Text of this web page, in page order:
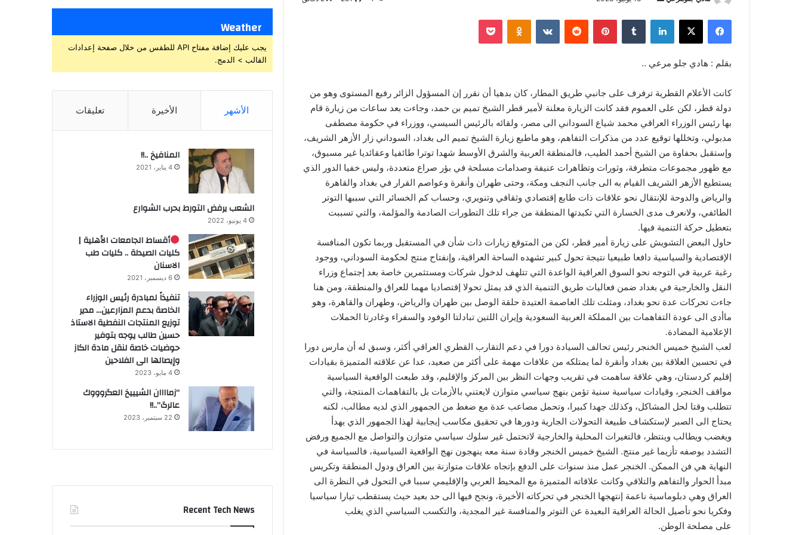
إلكترونيا
فيسبوك ‫X لينكدإن بينتيريست Odnoklassniki
‫Pocket
بقلم : هادي جلو مرعي ..
كانت الأعلام القطرية ترفرف على جانبي طريق المطار، كان بدهيا أن نقرر إن المسؤول الزائر رفيع المستوى وهو من
دولة قطر، لكن على العموم فقد كانت الزيارة معلنة لأمير قطر الشيخ تميم بن حمد، وجاءت بعد ساعات من زيارة قام
بها رئيس الوزراء العراقي محمد شياع السوداني الى مصر، ولقائه بالرئيس السيسي، ووزراء في حكومة مصطفى
مدبولي، وتخللها توقيع عدد من مذكرات التفاهم، وهو ماطبع زيارة الشيخ تميم الى بغداد، السوداني زار الأزهر الشريف،
وإستقبل بحفاوة من الشيخ أحمد الطيب، فالمنطقة العربية والشرق الأوسط شهدا توترا طائفيا وعقائديا غير مسبوق،
مع ظهور مجموعات متطرفة، وثورات وتظاهرات عنيفة وصدامات مسلحة في بؤر صراع متعددة، وليس خفيا الدور الذي
يستطيع الأزهر الشريف القيام به الى جانب النجف ومكة، وحتى طهران وأنقرة وعواصم القرار في بغداد والقاهرة
والرياض والدوحة للإنتقال نحو علاقات ذات طابع إقتصادي وثقافي وتنويري، وحساب كم الخسائر التي سببها التوتر
الطائفي، ولانعرف مدى الخسارة التي تكبدتها المنطقة من جراء تلك التطورات الصادمة والمؤلمة، والتي تسببت
بتعطيل حركة التنمية فيها.
‏حاول البعض التشويش على زيارة أمير قطر، لكن من المتوقع زيارات ذات شأن في المستقبل وربما تكون المنافسة
الإقتصادية والسياسية دافعا طبيعيا نتيجة تحول كبير تشهده الساحة العراقية، وإنفتاح منتج لحكومة السوداني، ووجود
رغبة عربية في التوجه نحو السوق العراقية الواعدة التي تتلهف لدخول شركات ومستثمرين خاصة بعد إجتماع وزراء
النقل والخارجية في بغداد ضمن فعاليات طريق التنمية الذي قد يمثل تحولا إقتصاديا مهما للعراق والمنطقة، ومن هنا
جاءت تحركات عدة نحو بغداد، ومثلت تلك العاصمة العتيدة حلقة الوصل بين طهران والرياض، وطهران والقاهرة، وهو
ماأدى الى عودة التفاهمات بين المملكة العربية السعودية وإيران اللتين تبادلتا الوفود والسفراء وغادرتا الحملات
الإعلامية المضادة.
‏لعب الشيخ خميس الخنجر رئيس تحالف السيادة دورا في دعم التقارب القطري العراقي أكثر، وسبق له أن مارس دورا
في تحسين العلاقة بين بغداد وأنقرة لما يمتلكه من علافات مهمة على أكثر من صعيد، عدا عن علاقته المتميزة بقيادات
إقليم كردستان، وهي علاقة ساهمت في تقريب وجهات النظر بين المركز والإقليم، وقد طبعت الواقعية السياسية
مواقف الخنجر، وقيادات سياسية سنية تؤمن بنهج سياسي متوازن لايعتني بالأزمات بل بالتفاهمات المنتجة، والتي
تتطلب وقتا لحل المشاكل، وكذلك جهدا كبيرا، وتحمل مصاعب عدة مع ضغط من الجمهور الذي لديه مطالب، لكنه
يحتاج الى الصبر لإستكشاف طبيعة التحولات الجارية ودورها في تحقيق مكاسب إيجابية لهذا الجمهور الذي يهدأ
ويغضب ويطالب وينتظر، فالتغيرات المحلية والخارجية لاتحتمل غير سلوك سياسي متوازن والتواصل مع الجميع ورفض
التشدد بوصفه تأزيما غير منتج. الشيخ خميس الخنجر وقادة سنة معه ينهجون نهج الواقعية السياسية، فالسياسة في
النهاية هي فن الممكن. الخنجر عمل منذ سنوات على الدفع بإتجاه علاقات متوازنة بين العراق ودول المنطقة وتكريس
مبدأ الحوار والتفاهم والتلاقي وكانت علاقاته المتميزة مع المحيط العربي والإقليمي سببا في التحول في النظرة الى
العراق وهي دبلوماسية ناعمة إنتهجها الخنجر في تحركاته الأخيرة، ونجح فيها الى حد بعيد حيث يستقطب تيارا سياسيا
وفكريا نحو تأصيل الحالة العراقية البعيدة عن التوتر والمنافسة غير المجدية، والتكسب السياسي الذي يغلب
على مصلحة الوطن.
Weather
يجب عليك إضافة مفتاح API للطقس من خلال صفحة إعدادات
القالب > الدمج.
الأشهر الأخيرة تعليقات
المنافيخ ..!!
4 يناير، 2021
الشعب يرفض التورط بحرب الشوارع
4 يونيو، 2022
أقساط الجامعات الأهلية |
كليات الصيدلة .. كليات طب
الاسنان
6 ديسمبر، 2021
تنفيذاً لمبادرة رئيس الوزراء
الخاصة بدعم المزارعين… مدير
توزيع المنتجات النفطية الاستاذ
حسين طالب يوجه بتوفير
حوضيات خاصة لنقل مادة الكاز
وإيصالها الى الفلاحين
4 مايو، 2023
“زماااان الشيييخ العگروووك
عالرگ”..!!
22 سبتمبر، 2023
Recent Tech News